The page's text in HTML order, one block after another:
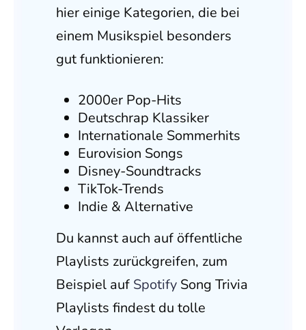
hier einige Kategorien, die bei
einem Musikspiel besonders
gut funktionieren:
2000er Pop-Hits
Deutschrap Klassiker
Internationale Sommerhits
Eurovision Songs
Disney-Soundtracks
TikTok-Trends
Indie & Alternative
Du kannst auch auf öffentliche
Playlists zurückgreifen, zum
Beispiel auf Spotify Song Trivia
Playlists findest du tolle